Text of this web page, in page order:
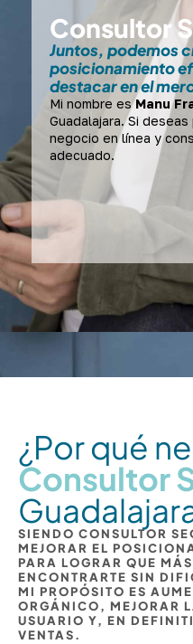
Consultor
Juntos, podemos
posicionamiento
destacar en el
Mi nombre esManu
Guadalajara. Si
negocio en línea y
adecuado.
¿Por qué
Consultor
SIENDO CONSULTOR
MEJORAR EL
PARA LOGRAR QUE
ENCONTRARTE SIN
MI PROPÓSITO ES
ORGÁNICO, MEJORAR
USUARIO Y, EN
VENTAS.